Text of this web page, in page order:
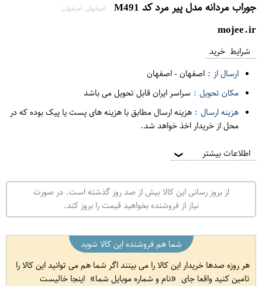
جوراب مردانه مدل پیر مرد کد M491 اصفهان اصفهان
mojee.ir
شرایط خرید
ارسال از : اصفهان-اصفهان
مکان تحویل : سراسر ایران قابل تحویل می باشد
هزینه ارسال : هزینه ارسال مطابق با هزینه های پست یا پیک بوده که در
محل از خریدار اخذ خواهد شد.
اطلاعات بیشتر ❯
از بروز رسانی این کالا بیش از صد روز گذشته است. در صورت
نیاز از فروشنده بخواهید قیمت را بروز کند.
شما هم فروشنده این کالا شوید
هر روزه صدها خریدار این کالا را می بینند اگر شما هم می توانید این کالا را
تامین کنید واقعا جای
نام و شماره موبایل شما اینجا خالیست